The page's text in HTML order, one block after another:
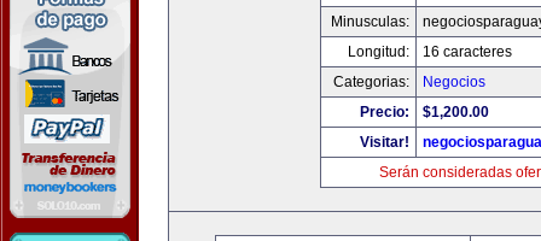
Minusculas:
Longitud:
16 caracteres
Categorias:
Negocios
Precio:
$1,200.00
Visitar!
Serán consideradas